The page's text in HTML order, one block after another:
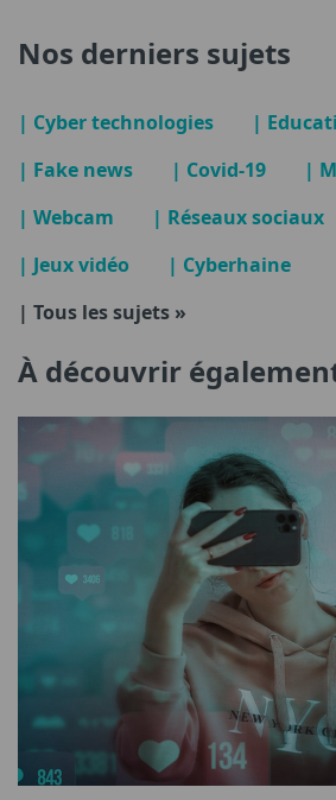
Nos derniers sujets
| Cyber technologies
|
| Fake news
| Covid-19
|
| Webcam
| Réseaux sociaux
| Jeux vidéo
| Cyberhaine
| Tous les sujets »
À découvrir